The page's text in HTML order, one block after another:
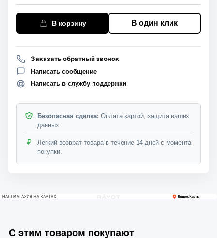
В корзину В один клик
Заказать обратный звонок
Написать сообщение
Написать в службу поддержки
Безопасная сделка: Оплата картой, защита ваших
данных.
Легкий возврат товара в течение 14 дней с момента
покупки.
С этим товаром покупают